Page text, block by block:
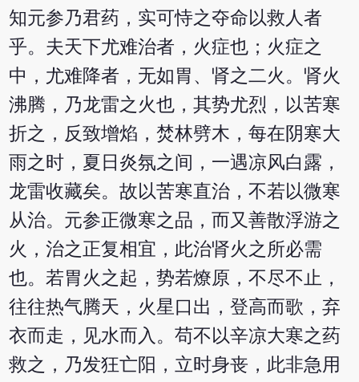
知元参乃君药，实可恃之夺命以救人者
乎。夫天下尤难治者，火症也；火症之
中，尤难降者，无如胃、肾之二火。肾火
沸腾，乃龙雷之火也，其势尤烈，以苦寒
折之，反致增焰，焚林劈木，每在阴寒大
雨之时，夏日炎氛之间，一遇凉风白露，
龙雷收藏矣。故以苦寒直治，不若以微寒
从治。元参正微寒之品，而又善散浮游之
火，治之正复相宜，此治肾火之所必需
也。若胃火之起，势若燎原，不尽不止，
往往热气腾天，火星口出，登高而歌，弃
衣而走，见水而入。苟不以辛凉大寒之药
救之，乃发狂亡阳，立时身丧，此非急用